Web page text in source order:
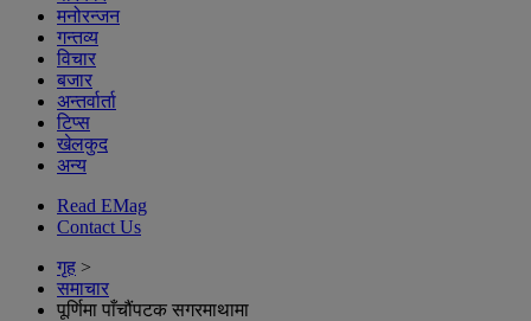
मनोरन्जन
गन्तव्य
विचार
बजार
अन्तर्वार्ता
टिप्स
खेलकुद
अन्य
Read EMag
Contact Us
गृह >
समाचार
पूर्णिमा पाँचौंपटक सगरमाथामा